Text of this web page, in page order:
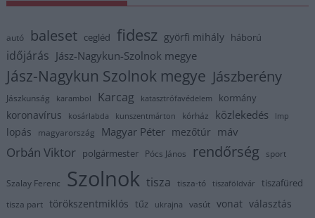
autó baleset cegléd fidesz györfi mihály háború
időjárás Jász-Nagykun-Szolnok megye
Jász-Nagykun Szolnok megye Jászberény
Jászkunság karambol Karcag katasztrófavédelem kormány
koronavírus kosárlabda kunszentmárton kórház közlekedés lmp
lopás magyarország Magyar Péter mezőtúr máv
Orbán Viktor polgármester Pócs János rendőrség sport
Szalay Ferenc Szolnok tisza tisza-tó tiszaföldvár tiszafüred
tisza part törökszentmiklós tűz ukrajna vasút vonat választás